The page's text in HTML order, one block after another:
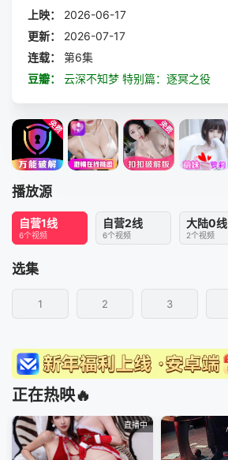
上映：
2026-06-17
更新：
2026-07-17
连载：
第6集
豆瓣：
云深不知梦 特别篇：逐冥之役
播放源
自营1线
6个视频
自营2线
6个视频
大陆0线
2个视频
选集
1 2 3
正在热映🔥
直播中